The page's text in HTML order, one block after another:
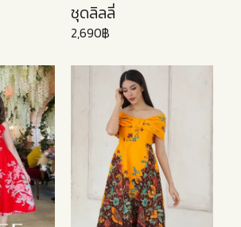
ชุดลิลลี่
2,690฿